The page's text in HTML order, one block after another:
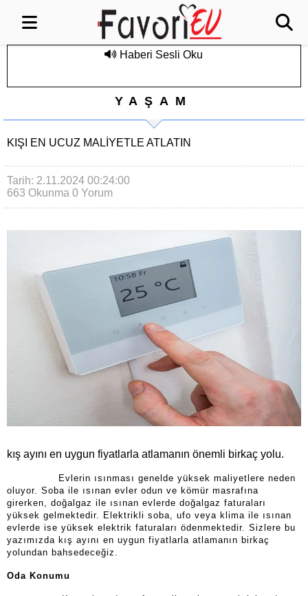
Haberi Sesli Oku
YAŞAM
KIŞI EN UCUZ MALİYETLE ATLATIN
Tarih: 2.11.2024 00:24:00
663 Okunma 0 Yorum
kış ayını en uygun fiyatlarla atlamanın önemli birkaç yolu.
Evlerin ısınması genelde yüksek maliyetlere neden
oluyor. Soba ile ısınan evler odun ve kömür masrafına
girerken, doğalgaz ile ısınan evlerde doğalgaz faturaları
yüksek gelmektedir. Elektrikli soba, ufo veya klima ile ısınan
evlerde ise yüksek elektrik faturaları ödenmektedir. Sizlere bu
yazımızda kış ayını en uygun fiyatlarla atlamanın birkaç
yolundan bahsedeceğiz.
Oda Konumu